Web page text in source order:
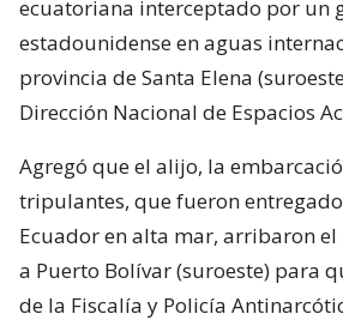
ecuatoriana interceptado por un
estadounidense en aguas
provincia de Santa Elena
Dirección Nacional de Espacios
Agregó que el alijo, la
tripulantes, que fueron
Ecuador en alta mar, arribaron
a Puerto Bolívar (suroeste) para
de la Fiscalía y Policía